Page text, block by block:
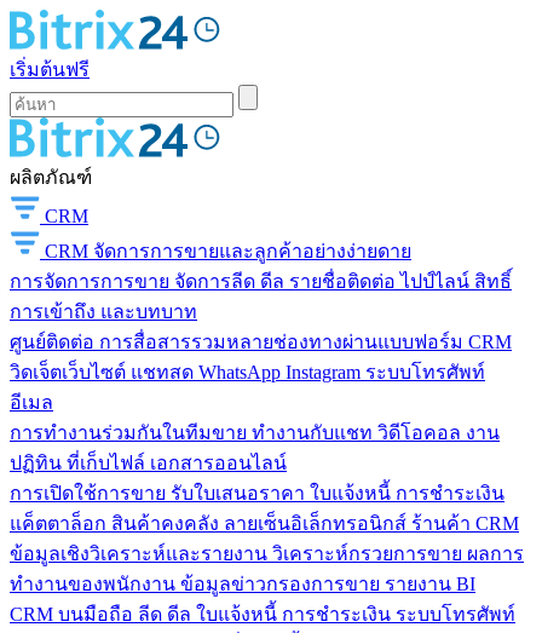
เริ่มต้นฟรี
ผลิตภัณฑ์
CRM
CRM จัดการการขายและลูกค้าอย่างง่ายดาย
การจัดการการขาย จัดการลีด ดีล รายชื่อติดต่อ ไปป์ไลน์ สิทธิ์
การเข้าถึง และบทบาท
ศูนย์ติดต่อ การสื่อสารรวมหลายช่องทางผ่านแบบฟอร์ม CRM
วิดเจ็ตเว็บไซต์ แชทสด WhatsApp Instagram ระบบโทรศัพท์
อีเมล
การทำงานร่วมกันในทีมขาย ทำงานกับแชท วิดีโอคอล งาน
ปฏิทิน ที่เก็บไฟล์ เอกสารออนไลน์
การเปิดใช้การขาย รับใบเสนอราคา ใบแจ้งหนี้ การชำระเงิน
แค็ตตาล็อก สินค้าคงคลัง ลายเซ็นอิเล็กทรอนิกส์ ร้านค้า CRM
ข้อมูลเชิงวิเคราะห์และรายงาน วิเคราะห์กรวยการขาย ผลการ
ทำงานของพนักงาน ข้อมูลข่าวกรองการขาย รายงาน BI
CRM บนมือถือ ลีด ดีล ใบแจ้งหนี้ การชำระเงิน ระบบโทรศัพท์